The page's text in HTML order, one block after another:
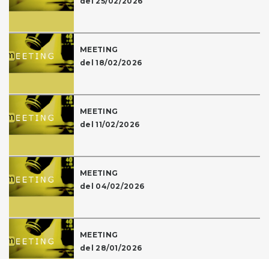
MEETING
del 18/02/2026
MEETING
del 11/02/2026
MEETING
del 04/02/2026
MEETING
del 28/01/2026